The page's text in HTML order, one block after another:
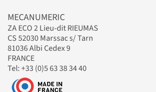
MECANUMERIC
ZA ECO 2 Lieu-dit RIEUMAS
CS 52030 Marssac s/ Tarn
81036 Albi Cedex 9
FRANCE
Tel: +33 (0)5 63 38 34 40